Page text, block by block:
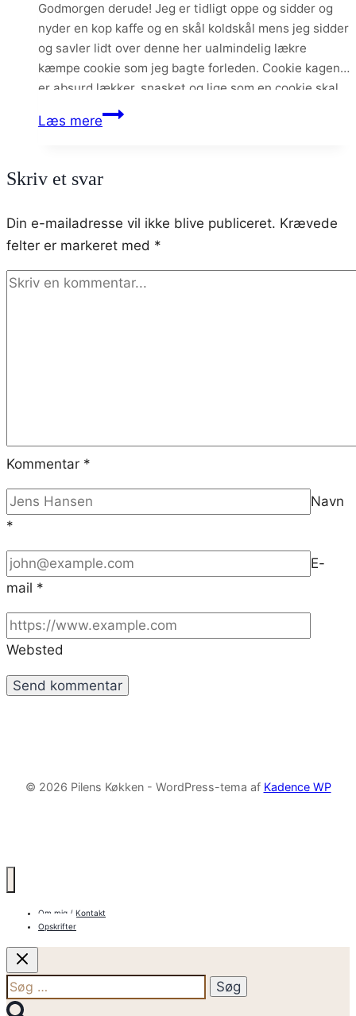
Godmorgen derude! Jeg er tidligt oppe og sidder og
nyder en kop kaffe og en skål koldskål mens jeg sidder
og savler lidt over denne her ualmindelig lækre
kæmpe cookie som jeg bagte forleden. Cookie kagen
er absurd lækker, snasket og lige som en cookie skal
være – chewy i kanterne og blød indeni. Fordelen…
Læs mereKæmpe
ekstra
pecannødder
og
havsalt
Skriv et svar
Din e-mailadresse vil ikke blive publiceret. Krævede
felter er markeret med *
Kommentar *
Navn
*
E-
mail *
Websted
© 2026 Pilens Køkken - WordPress-tema af Kadence WP
Om mig / Kontakt
Opskrifter
Søg
efter: